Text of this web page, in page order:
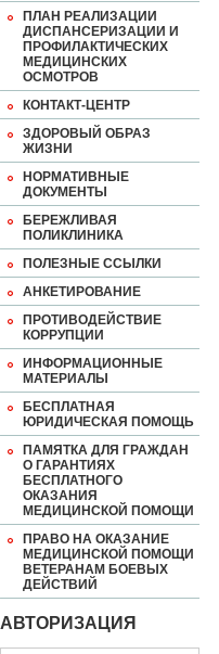
ПЛАН РЕАЛИЗАЦИИ
ДИСПАНСЕРИЗАЦИИ И
ПРОФИЛАКТИЧЕСКИХ
МЕДИЦИНСКИХ
ОСМОТРОВ
КОНТАКТ-ЦЕНТР
ЗДОРОВЫЙ ОБРАЗ
ЖИЗНИ
НОРМАТИВНЫЕ
ДОКУМЕНТЫ
БЕРЕЖЛИВАЯ
ПОЛИКЛИНИКА
ПОЛЕЗНЫЕ ССЫЛКИ
АНКЕТИРОВАНИЕ
ПРОТИВОДЕЙСТВИЕ
КОРРУПЦИИ
ИНФОРМАЦИОННЫЕ
МАТЕРИАЛЫ
БЕСПЛАТНАЯ
ЮРИДИЧЕСКАЯ ПОМОЩЬ
ПАМЯТКА ДЛЯ ГРАЖДАН
О ГАРАНТИЯХ
БЕСПЛАТНОГО
ОКАЗАНИЯ
МЕДИЦИНСКОЙ ПОМОЩИ
ПРАВО НА ОКАЗАНИЕ
МЕДИЦИНСКОЙ ПОМОЩИ
ВЕТЕРАНАМ БОЕВЫХ
ДЕЙСТВИЙ
АВТОРИЗАЦИЯ